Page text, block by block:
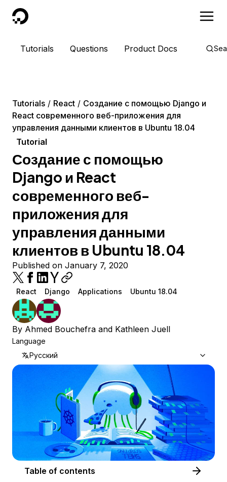
DigitalOcean
Tutorials Questions Product Docs
Tutorials React
Создание с помощью Django и
React современного веб-приложения для
управления данными клиентов в Ubuntu 18.04
Tutorial
Создание с помощью
Django и React
современного веб-
приложения для
управления данными
клиентов в Ubuntu 18.04
Published on January 7, 2020
React Django Applications Ubuntu 18.04
By Ahmed Bouchefra and Kathleen Juell
Language
Русский
Table of contents